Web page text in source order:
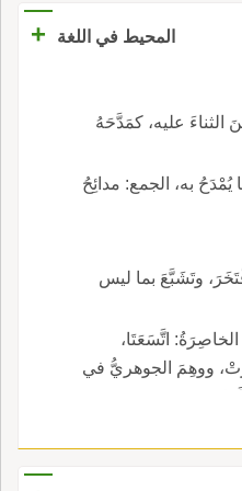
المحيط في اللغة
+
عليه، كمَدَّحَهُ
به، الجمع: مدائِحُ
وتَشَبَّعَ بما ليس
اتَّسَعَتَا،
ووهِمَ الجوهريُّ في